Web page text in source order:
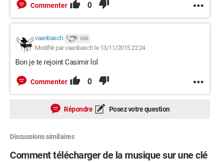
Commenter 0
vaanbasch 666
Modifié par vaanbasch le 13/11/2015 22:24
Bon je te rejoint Casimir lol
Commenter 0
Répondre Posez votre question
Discussions similaires
Comment télécharger de la musique sur une clé